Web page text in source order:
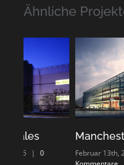
Ähnliche
Manchester Airport
Februar 13th, 2015 | 0